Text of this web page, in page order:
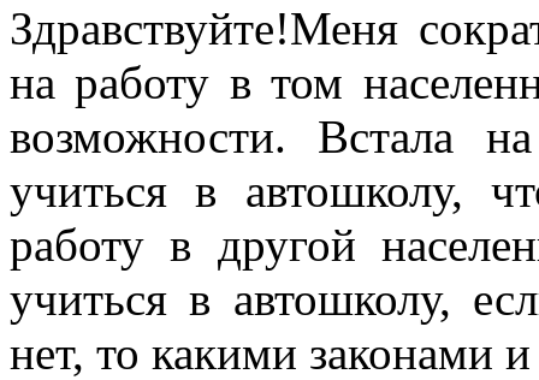
Здравствуйте!Меня
на работу в том
возможности. Встала
учиться в автошколу,
работу в другой
учиться в автошколу,
нет, то какими законами